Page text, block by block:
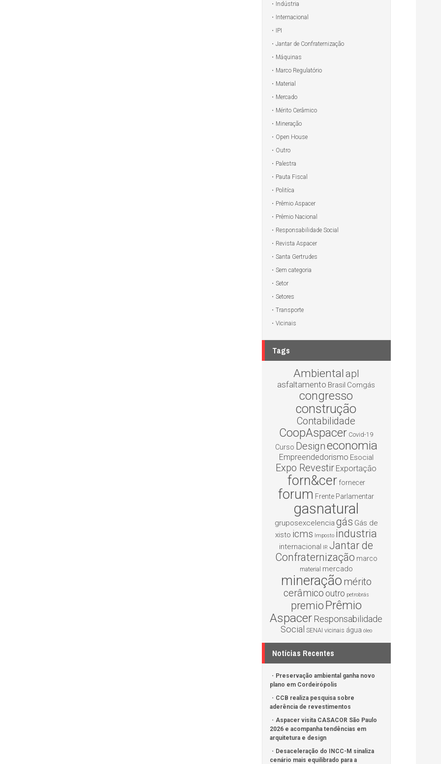
Indústria
Internacional
IPI
Jantar de Confraternização
Máquinas
Marco Regulatório
Material
Mercado
Mérito Cerâmico
Mineração
Open House
Outro
Palestra
Pauta Fiscal
Politíca
Prêmio Aspacer
Prêmio Nacional
Responsabilidade Social
Revista Aspacer
Santa Gertrudes
Sem categoria
Setor
Setores
Transporte
Vicinais
Tags
Ambiental apl
asfaltamento Brasil Comgás
congresso
construção
Contabilidade
CoopAspacer Covid-19
Curso Designeconomia
Empreendedorismo Esocial
Expo Revestir Exportação
forn&cer fornecer
forum Frente Parlamentar
gasnatural
gruposexcelencia gás Gás de
xisto icms Imposto industria
internacional IR Jantar de
Confraternização marco
material mercado
mineração mérito
cerâmico outro petrobrás
premio Prêmio
Aspacer Responsabilidade
Social SENAI vicinais água óleo
Notícias Recentes
Preservação ambiental ganha novo
plano em Cordeirópolis
CCB realiza pesquisa sobre
aderência de revestimentos
Aspacer visita CASACOR São Paulo
2026 e acompanha tendências em
arquitetura e design
Desaceleração do INCC-M sinaliza
cenário mais equilibrado para a